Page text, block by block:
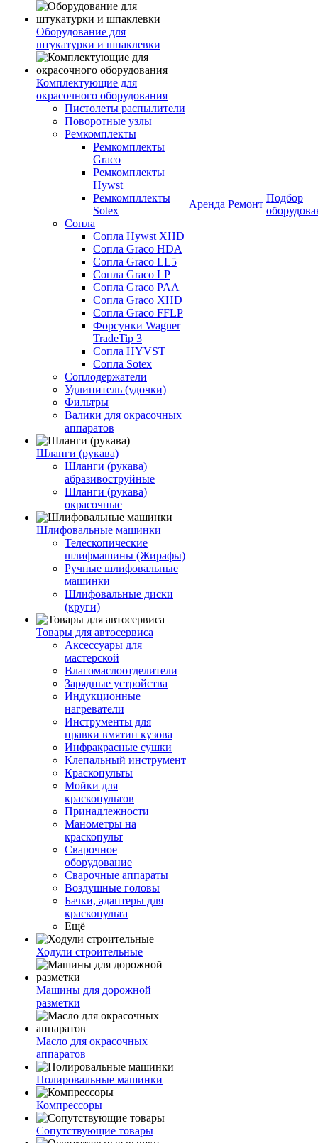
Оборудование для
штукатурки и шпаклевки
Комплектующие для
окрасочного оборудования
Пистолеты распылители
Поворотные узлы
Ремкомплекты
Ремкомплекты
Graco
Ремкомплекты
Hywst
Ремкомпллекты
Sotex
Сопла
Сопла Hywst XHD
Сопла Graco HDA
Сопла Graco LL5
Сопла Graco LP
Сопла Graco PAA
Сопла Graco XHD
Сопла Graco FFLP
Форсунки Wagner
TradeTip 3
Сопла HYVST
Сопла Sotex
Соплодержатели
Удлинитель (удочки)
Фильтры
Валики для окрасочных
аппаратов
Шланги (рукава)
Шланги (рукава)
абразивоструйные
Шланги (рукава)
окрасочные
Шлифовальные машинки
Телескопические
шлифмашины (Жирафы)
Ручные шлифовальные
машинки
Шлифовальные диски
(круги)
Товары для автосервиса
Аксессуары для
мастерской
Влагомаслоотделители
Зарядные устройства
Индукционные
нагреватели
Инструменты для
правки вмятин кузова
Инфракрасные сушки
Клепальный инструмент
Краскопульты
Мойки для
краскопультов
Принадлежности
Манометры на
краскопульт
Сварочное
оборудование
Сварочные аппараты
Воздушные головы
Бачки, адаптеры для
краскопульта
Ещё
Ходули строительные
Машины для дорожной
разметки
Масло для окрасочных
аппаратов
Полировальные машинки
Компрессоры
Сопутствующие товары
Аренда Ремонт
Подбор